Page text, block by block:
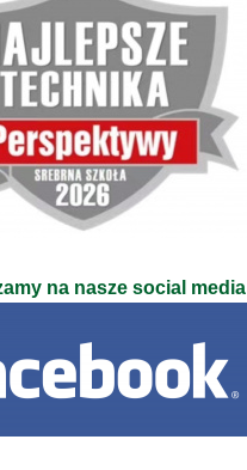
na nasze social media